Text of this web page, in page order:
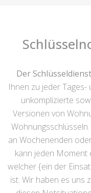
Der
Ihnen zu jeder Tages-
unkomplizierte
Versionen von
an Wochenenden
kann jeden Moment
welcher {ein der
ist. Wir haben es uns